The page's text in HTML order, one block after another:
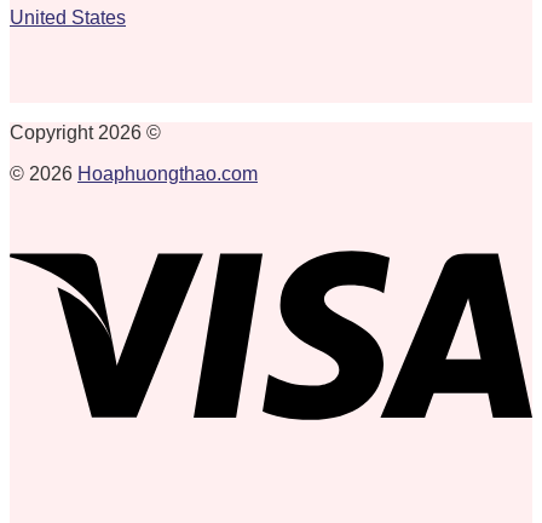
United States
Copyright 2026 ©
© 2026 Hoaphuongthao.com